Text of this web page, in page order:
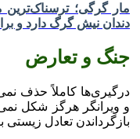
مار گرگی؛ ترسناک‌ترین
دندان نیش گرگ دارد و
جنگ و تعارض
درگیری‌ها کاملاً حذف
و ویرانگر هرگز شکل
بازگرداندن تعادل زیستی